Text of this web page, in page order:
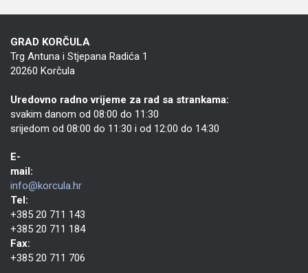
GRAD KORČULA
Trg Antuna i Stjepana Radića 1
20260 Korčula
Uredovno radno vrijeme za rad sa strankama:
svakim danom od 08:00 do 11:30
srijedom od 08:00 do 11:30 i od 12:00 do 14:30
E-
mail:
info@korcula.hr
Tel:
+385 20 711 143
+385 20 711 184
Fax:
+385 20 711 706